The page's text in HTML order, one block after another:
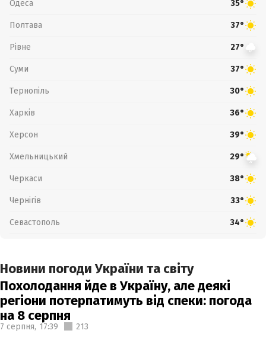
Одеса 35°
Полтава 37°
Рівне 27°
Суми 37°
Тернопіль 30°
Харків 36°
Херсон 39°
Хмельницький 29°
Черкаси 38°
Чернігів 33°
Севастополь 34°
Новини погоди України та світу
Похолодання йде в Україну, але деякі
регіони потерпатимуть від спеки: погода
на 8 серпня
7 серпня, 17:39 213